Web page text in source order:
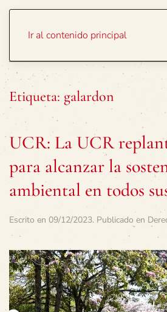
Ir al contenido principal
Etiqueta: galardon
UCR: La UCR
para alcanzar la
ambiental en todos
Escrito en 09/12/2023. Publicado en